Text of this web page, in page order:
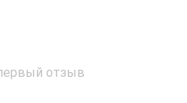
отзыв